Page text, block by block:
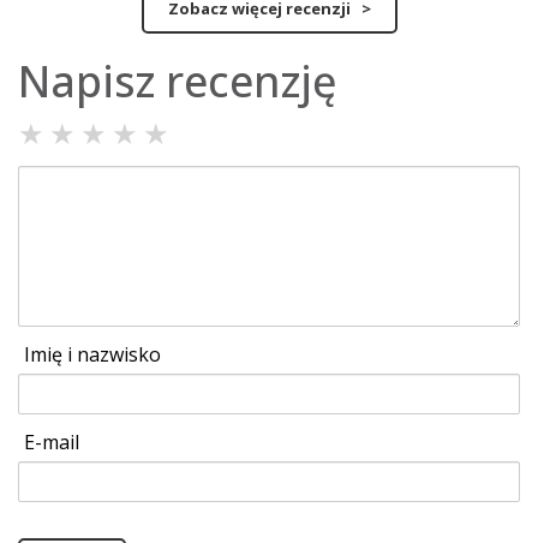
Zobacz więcej recenzji >
Napisz recenzję
★ ★ ★ ★ ★
Imię i nazwisko
E-mail